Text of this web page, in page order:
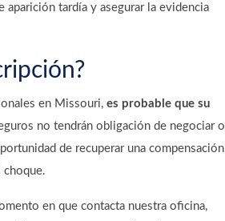
aparición tardía y asegurar la evidencia
en Missouri, es probable que su
no tendrán obligación de negociar o
de recuperar una compensación
choque.
en que contacta nuestra oficina,